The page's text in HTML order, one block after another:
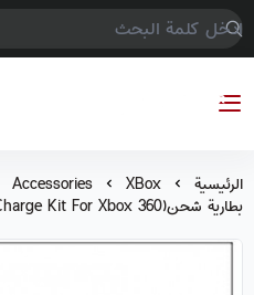
COMPTER GAMES
الرئيسية XBox
Accessories
بطارية شحن(Charge Kit For Xbox 360)